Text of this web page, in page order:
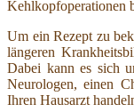
Kehlkopfoperationen
Um ein Rezept zu
längeren
Dabei kann es sich
Neurologen, einen
Ihren Hausarzt